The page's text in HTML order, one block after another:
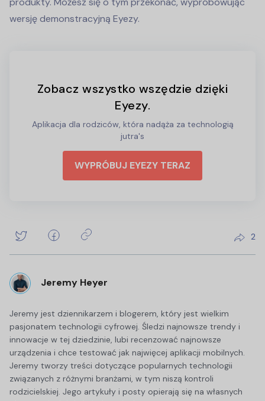
wersję demonstracyjną Eyezy.
Zobacz wszystko wszędzie dzięki
Eyezy.
Aplikacja dla rodziców, która nadąża za technologią
jutra's
WYPRÓBUJ EYEZY TERAZ
2
Jeremy Heyer
Jeremy jest dziennikarzem i blogerem, który jest wielkim
pasjonatem technologii cyfrowej. Śledzi najnowsze trendy i
innowacje w tej dziedzinie, lubi recenzować najnowsze
urządzenia i chce testować jak najwięcej aplikacji mobilnych.
Jeremy tworzy treści dotyczące popularnych technologii
związanych z różnymi branżami, w tym niszą kontroli
rodzicielskiej. Jego artykuły i posty opierają się na własnych